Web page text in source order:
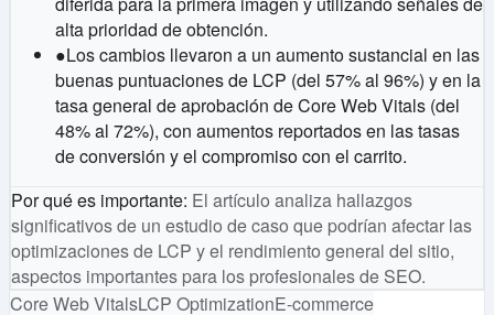
alta prioridad de obtención.
●Los cambios llevaron a un aumento sustancial en las
buenas puntuaciones de LCP (del 57% al 96%) y en la
tasa general de aprobación de Core Web Vitals (del
48% al 72%), con aumentos reportados en las tasas
de conversión y el compromiso con el carrito.
Por qué es importante: El artículo analiza hallazgos
significativos de un estudio de caso que podrían afectar las
optimizaciones de LCP y el rendimiento general del sitio,
aspectos importantes para los profesionales de SEO.
Core Web VitalsLCP OptimizationE-commerce